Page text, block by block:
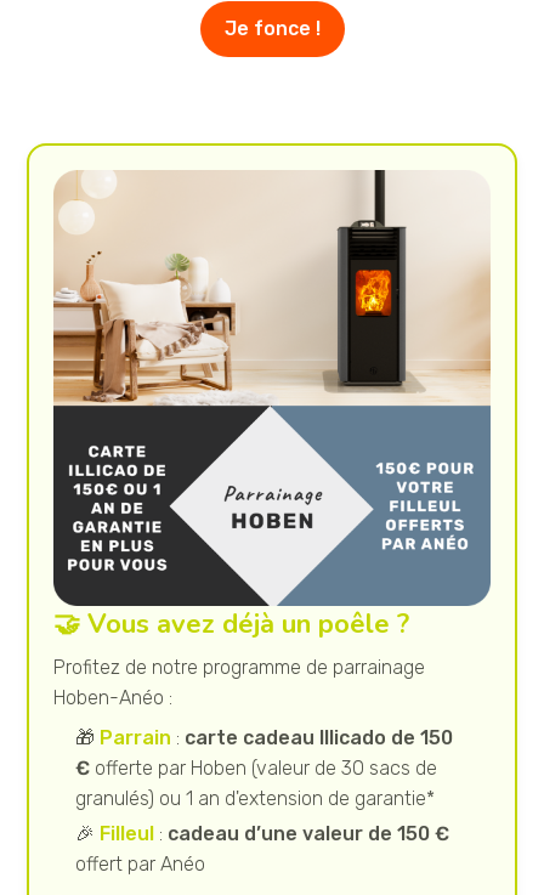
Je fonce !
🤝 Vous avez déjà un poêle ?
Profitez de notre programme de parrainage
Hoben-Anéo :
🎁 Parrain : carte cadeau Illicado de 150
€ offerte par Hoben (valeur de 30 sacs de
granulés) ou 1 an d'extension de garantie*
🎉 Filleul : cadeau d’une valeur de 150 €
offert par Anéo